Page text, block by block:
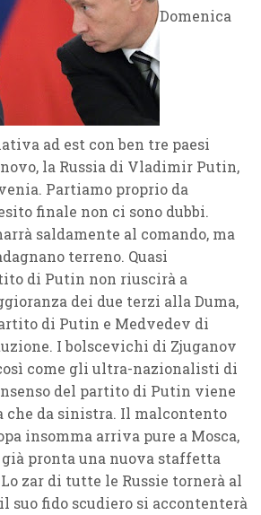
Domenica
ad est con ben tre paesi
la Russia di Vladimir Putin,
Partiamo proprio da
finale non ci sono dubbi.
saldamente al comando, ma
terreno. Quasi
di Putin non riuscirà a
dei due terzi alla Duma,
di Putin e Medvedev di
I bolscevichi di Zjuganov
come gli ultra-nazionalisti di
del partito di Putin viene
che da sinistra. Il malcontento
insomma arriva pure a Mosca,
già pronta una nuova staffetta
zar di tutte le Russie tornerà al
suo fido scudiero si accontenterà